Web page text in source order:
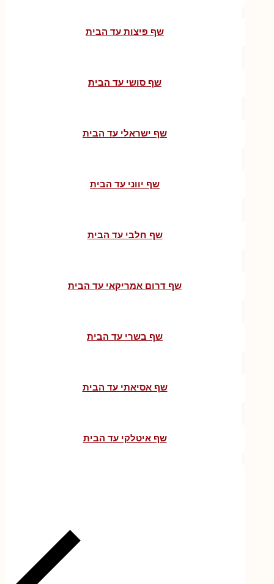
שף פיצות עד הבית
שף סושי עד הבית
שף ישראלי עד הבית
שף יווני עד הבית
שף חלבי עד הבית
שף דרום אמריקאי עד הבית
שף בשרי עד הבית
שף אסיאתי עד הבית
שף איטלקי עד הבית